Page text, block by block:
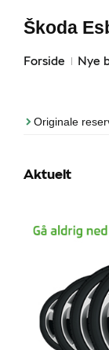
Forside Nye
Škoda
Originale
Aktuelt